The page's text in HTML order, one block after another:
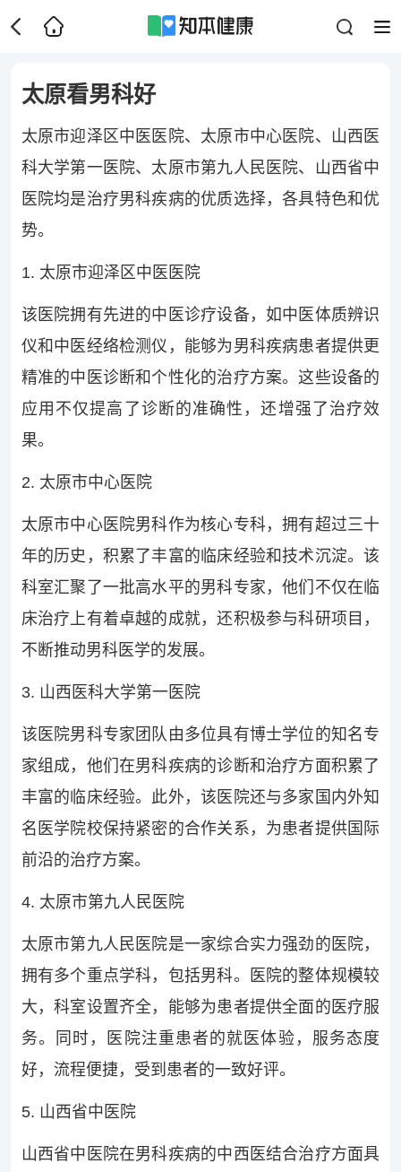
太原看男科好
太原市迎泽区中医医院、太原市中心医院、山西医
科大学第一医院、太原市第九人民医院、山西省中
医院均是治疗男科疾病的优质选择，各具特色和优
势。
1. 太原市迎泽区中医医院
该医院拥有先进的中医诊疗设备，如中医体质辨识
仪和中医经络检测仪，能够为男科疾病患者提供更
精准的中医诊断和个性化的治疗方案。这些设备的
应用不仅提高了诊断的准确性，还增强了治疗效
果。
2. 太原市中心医院
太原市中心医院男科作为核心专科，拥有超过三十
年的历史，积累了丰富的临床经验和技术沉淀。该
科室汇聚了一批高水平的男科专家，他们不仅在临
床治疗上有着卓越的成就，还积极参与科研项目，
不断推动男科医学的发展。
3. 山西医科大学第一医院
该医院男科专家团队由多位具有博士学位的知名专
家组成，他们在男科疾病的诊断和治疗方面积累了
丰富的临床经验。此外，该医院还与多家国内外知
名医学院校保持紧密的合作关系，为患者提供国际
前沿的治疗方案。
4. 太原市第九人民医院
太原市第九人民医院是一家综合实力强劲的医院，
拥有多个重点学科，包括男科。医院的整体规模较
大，科室设置齐全，能够为患者提供全面的医疗服
务。同时，医院注重患者的就医体验，服务态度
好，流程便捷，受到患者的一致好评。
5. 山西省中医院
山西省中医院在男科疾病的中西医结合治疗方面具